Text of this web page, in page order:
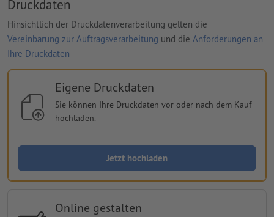
Druckdaten
Hinsichtlich der Druckdatenverarbeitung gelten die
Vereinbarung zur Auftragsverarbeitung und die Anforderungen an
Ihre Druckdaten
Eigene Druckdaten
Sie können Ihre Druckdaten vor oder nach dem Kauf
hochladen.
Jetzt hochladen
Online gestalten